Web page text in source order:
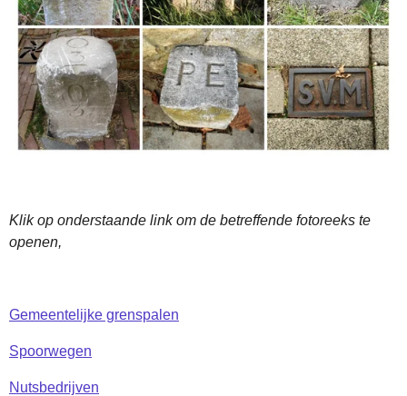
Klik op onderstaande link om de betreffende fotoreeks te
openen,
Gemeentelijke grenspalen
Spoorwegen
Nutsbedrijven